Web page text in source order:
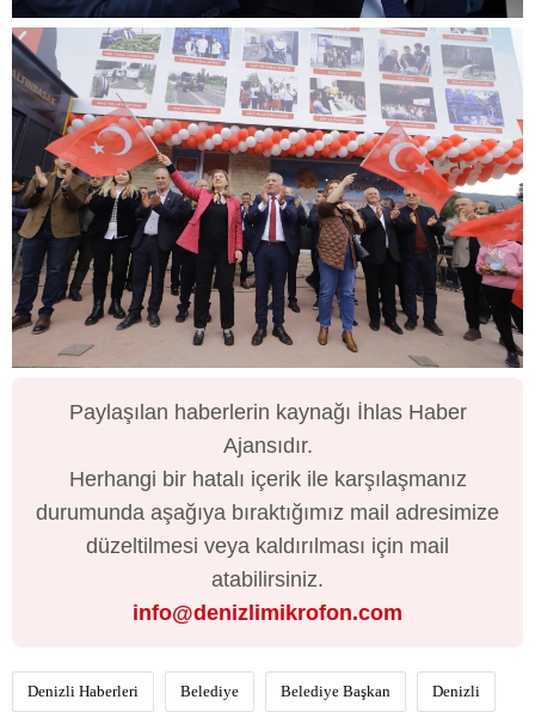
Paylaşılan haberlerin kaynağı İhlas Haber
Ajansıdır.
Herhangi bir hatalı içerik ile karşılaşmanız
durumunda aşağıya bıraktığımız mail adresimize
düzeltilmesi veya kaldırılması için mail
atabilirsiniz.
info@denizlimikrofon.com
Denizli Haberleri Belediye Belediye Başkan Denizli